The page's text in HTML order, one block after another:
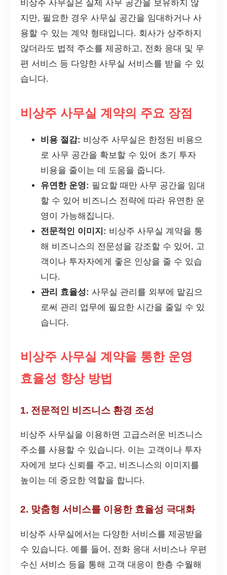
비상주 사무실은 실제 사무 공간을 보유하지 않
지만, 필요한 경우 사무실 공간을 임대하거나 사
용할 수 있는 계약 형태입니다. 회사가 상주하지
않더라도 법적 주소를 제공하고, 전화 응대 및 우
편 서비스 등 다양한 사무실 서비스를 받을 수 있
습니다.
비상주 사무실 계약의 주요 장점
비용 절감: 비상주 사무실은 한정된 비용으
로 사무 공간을 확보할 수 있어 초기 투자
비용을 줄이는 데 도움을 줍니다.
유연한 운영: 필요할 때만 사무 공간을 임대
할 수 있어 비즈니스 전략에 따라 유연한 운
영이 가능해집니다.
전문적인 이미지: 비상주 사무실 계약을 통
해 비즈니스의 전문성을 강조할 수 있어, 고
객이나 투자자에게 좋은 인상을 줄 수 있습
니다.
관리 효율성: 사무실 관리를 외부에 맡김으
로써 관리 업무에 필요한 시간을 줄일 수 있
습니다.
비상주 사무실 계약을 통한 운영
효율성 향상 방법
1. 전문적인 비즈니스 환경 조성
비상주 사무실을 이용하면 고급스러운 비즈니스
주소를 사용할 수 있습니다. 이는 고객이나 투자
자에게 보다 신뢰를 주고, 비즈니스의 이미지를
높이는 데 중요한 역할을 합니다.
2. 맞춤형 서비스를 이용한 효율성 극대화
비상주 사무실에서는 다양한 서비스를 제공받을
수 있습니다. 예를 들어, 전화 응대 서비스나 우편
수신 서비스 등을 통해 고객 대응이 한층 수월해